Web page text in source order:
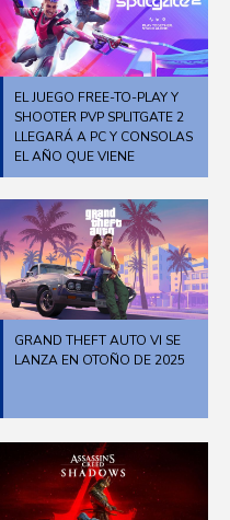
EL JUEGO FREE-TO-PLAY Y
SHOOTER PVP SPLITGATE 2
LLEGARÁ A PC Y CONSOLAS
EL AÑO QUE VIENE
GRAND THEFT AUTO VI SE
LANZA EN OTOÑO DE 2025